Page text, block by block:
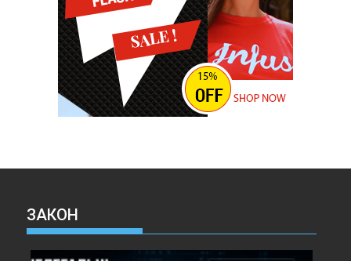
ЗАКОН